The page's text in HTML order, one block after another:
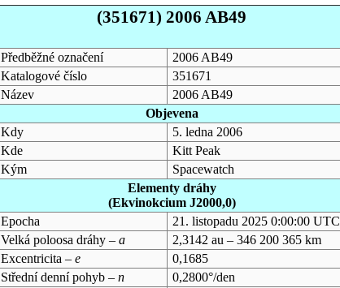
(351671) 2006 AB49
Předběžné označení
2006 AB49
Katalogové číslo
351671
Název
2006 AB49
Objevena
Kdy
5. ledna 2006
Kde
Kitt Peak
Kým
Spacewatch
Elementy dráhy
(Ekvinokcium J2000,0)
Epocha
21. listopadu 2025 0:00:00 UTC
Velká poloosa dráhy – a
2,3142 au – 346 200 365 km
Excentricita – e
0,1685
Střední denní pohyb – n
0,2800°/den